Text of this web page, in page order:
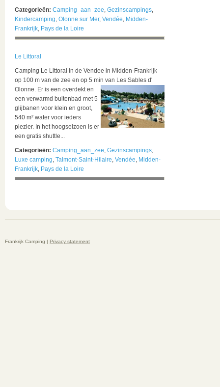
Categorieën: Camping_aan_zee, Gezinscampings,
Kindercamping, Olonne sur Mer, Vendée, Midden-
Frankrijk, Pays de la Loire
Le Littoral
Camping Le Littoral in de Vendee in Midden-Frankrijk
op 100 m van de zee en op 5 min van Les Sables d'
Olonne. Er is een overdekt en
een verwarmd buitenbad met 5
glijbanen voor klein en groot,
540 m² water voor ieders
plezier. In het hoogseizoen is er
een gratis shuttle...
Categorieën: Camping_aan_zee, Gezinscampings,
Luxe camping, Talmont-Saint-Hilaire, Vendée, Midden-
Frankrijk, Pays de la Loire
Frankrijk Camping | Privacy statement